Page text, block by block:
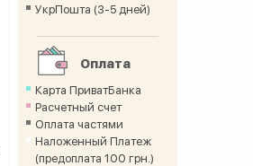
УкрПошта (3-5 дней)
Оплата
Карта ПриватБанка
Расчетный счет
Оплата частями
Наложенный Платеж
(предоплата 100 грн.)